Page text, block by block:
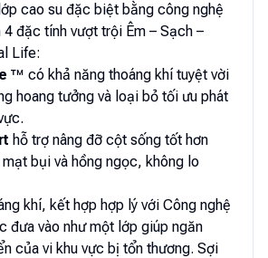
cao su đặc biệt bằng công nghệ
đặc tính vượt trội Êm – Sạch –
Life:
™ có khả năng thoáng khí tuyệt vời
hoang tưởng và loại bỏ tối ưu phát
hỗ trợ nâng đỡ cột sống tốt hơn
bụi và hồng ngọc, không lo
khí, kết hợp hợp lý với Công nghệ
đưa vào như một lớp giúp ngăn
của vi khu vực bị tổn thương. Sợi